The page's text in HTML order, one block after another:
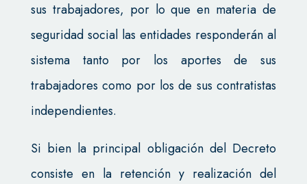
sus trabajadores, por lo que en materia de
seguridad social las entidades responderán al
sistema tanto por los aportes de sus
trabajadores como por los de sus contratistas
independientes.
Si bien la principal obligación del Decreto
consiste en la retención y realización del